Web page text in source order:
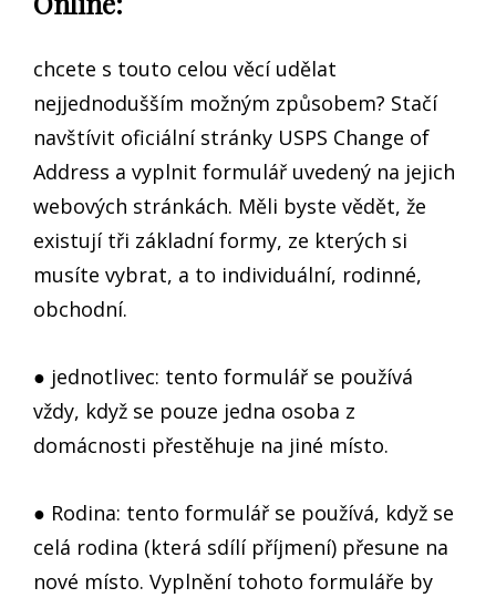
chcete s touto celou věcí udělat
nejjednodušším možným způsobem? Stačí
navštívit oficiální stránky USPS Change of
Address a vyplnit formulář uvedený na jejich
webových stránkách. Měli byste vědět, že
existují tři základní formy, ze kterých si
musíte vybrat, a to individuální, rodinné,
obchodní.
● jednotlivec: tento formulář se používá
vždy, když se pouze jedna osoba z
domácnosti přestěhuje na jiné místo.
● Rodina: tento formulář se používá, když se
celá rodina (která sdílí příjmení) přesune na
nové místo. Vyplnění tohoto formuláře by